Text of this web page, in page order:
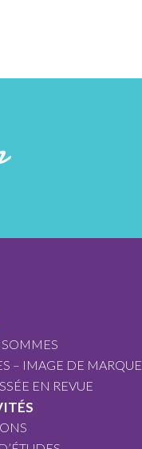
– IMAGE DE MARQUE
EN REVUE